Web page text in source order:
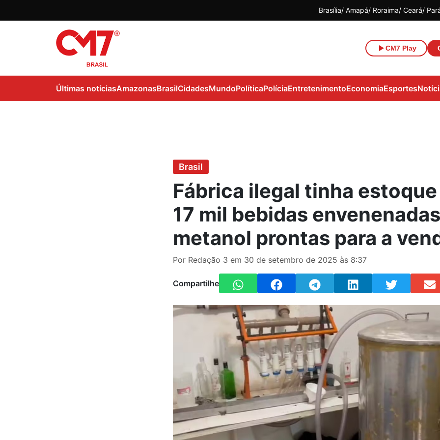
Brasília Amapá Roraima Ceará
CM7 Play
Últimas notíciasAmazonasBrasilCidadesMundoPolíticaPolíciaEntretenimentoEconomiaEsportes
Brasil
Fábrica ilegal tinha
17 mil bebidas
metanol prontas para a
Por Redação 3 em 30 de setembro de 2025 às 8:37
Compartilhe